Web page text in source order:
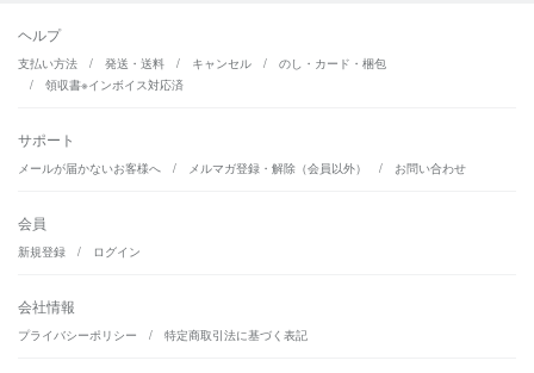
ヘルプ
支払い方法 発送・送料 キャンセル
のし・カード・梱包
領収書※インボイス対応済
サポート
メールが届かないお客様へ メルマガ登録・解除（会員以外） お問い合わせ
会員
新規登録 ログイン
会社情報
プライバシーポリシー 特定商取引法に基づく表記